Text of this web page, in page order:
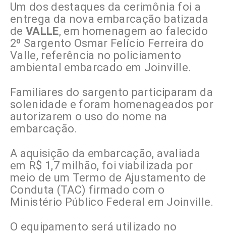
Um dos destaques da cerimônia foi a
entrega da nova embarcação batizada
deVALLE, em homenagem ao falecido
2º Sargento Osmar Felício Ferreira do
Valle, referência no policiamento
ambiental embarcado em Joinville.
Familiares do sargento participaram da
solenidade e foram homenageados por
autorizarem o uso do nome na
embarcação.
A aquisição da embarcação, avaliada
em R$ 1,7 milhão, foi viabilizada por
meio de um Termo de Ajustamento de
Conduta (TAC) firmado com o
Ministério Público Federal em Joinville.
O equipamento será utilizado no